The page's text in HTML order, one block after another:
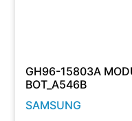
GH96-15803A
BOT_A546B
SAMSUNG